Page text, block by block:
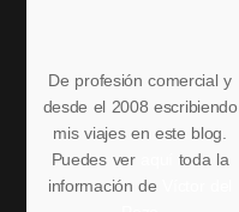
De profesión comercial y
desde el 2008 escribiendo
mis viajes en este blog.
Puedes ver
toda la
información de